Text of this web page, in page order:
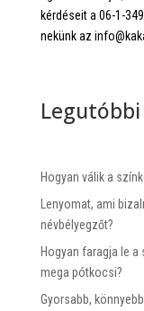
kérdéseit a 06-1-
nekünk az
Hogyan válik a
Lenyomat, ami
névbélyegzőt?
Hogyan faragja le
mega pótkocsi?
Gyorsabb,